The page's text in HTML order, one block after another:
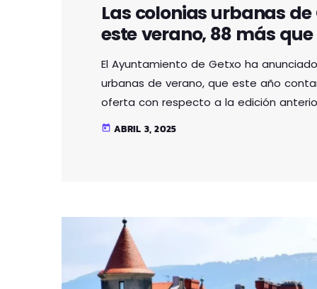
Las colonias urbanas
este verano, 88 más
El Ayuntamiento de Getxo ha
urbanas de verano, que este año
oferta con respecto a la edición
a 12 años, se desarrollarán en julio en
today ABRIL 3, 2025